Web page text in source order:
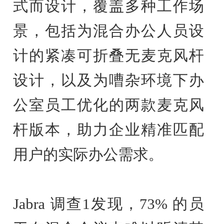
式而设计，覆盖多种工作场
景，包括为混合办公人员设
计的紧凑可折叠无麦克风杆
设计，以及为嘈杂环境下办
公室员工优化的两款麦克风
杆版本，助力企业精准匹配
用户的实际办公需求。
Jabra 调查1发现，73% 的员